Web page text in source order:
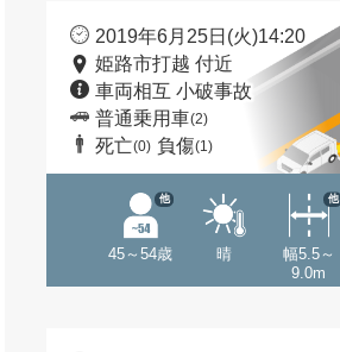
2019年6月25日(火)14:20
姫路市打越 付近
車両相互 小破事故
普通乗用車(2)
死亡(0) 負傷(1)
45～54歳
他
晴
幅5.5～
9.0m
他